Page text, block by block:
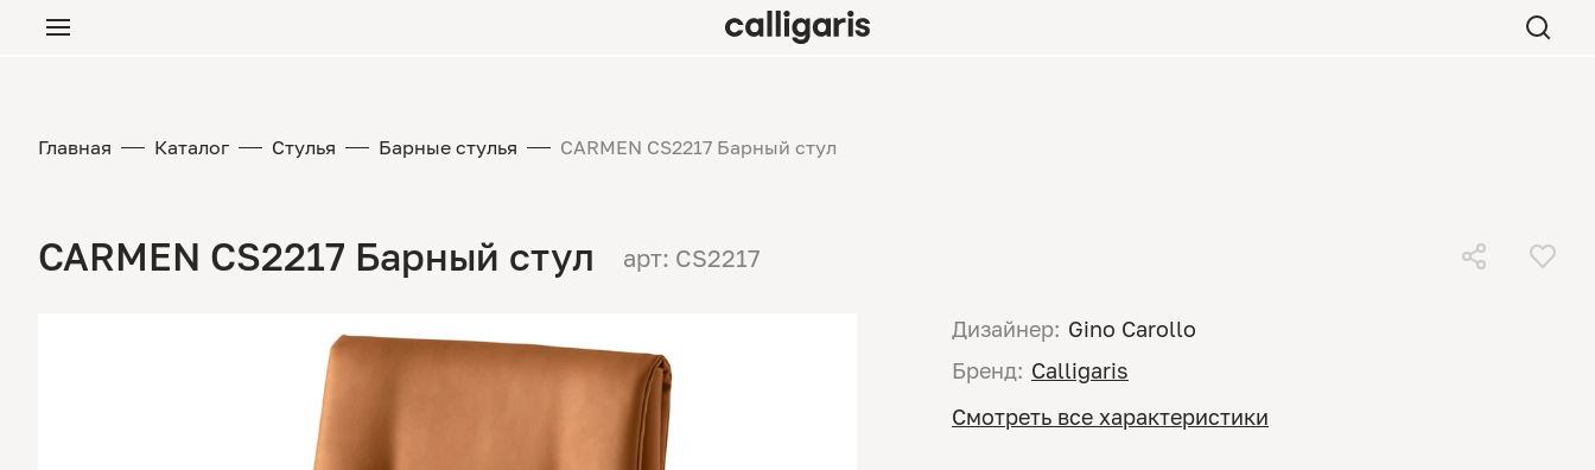
Главная Каталог Стулья Барные стулья CARMEN CS2217 Барный стул
CARMEN CS2217 Барный стул арт: CS2217
Дизайнер: Gino Carollo
Бренд: Calligaris
Смотреть все характеристики